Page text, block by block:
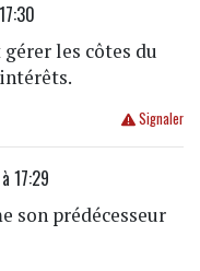
les côtes du
Signaler
17:29
son prédécesseur